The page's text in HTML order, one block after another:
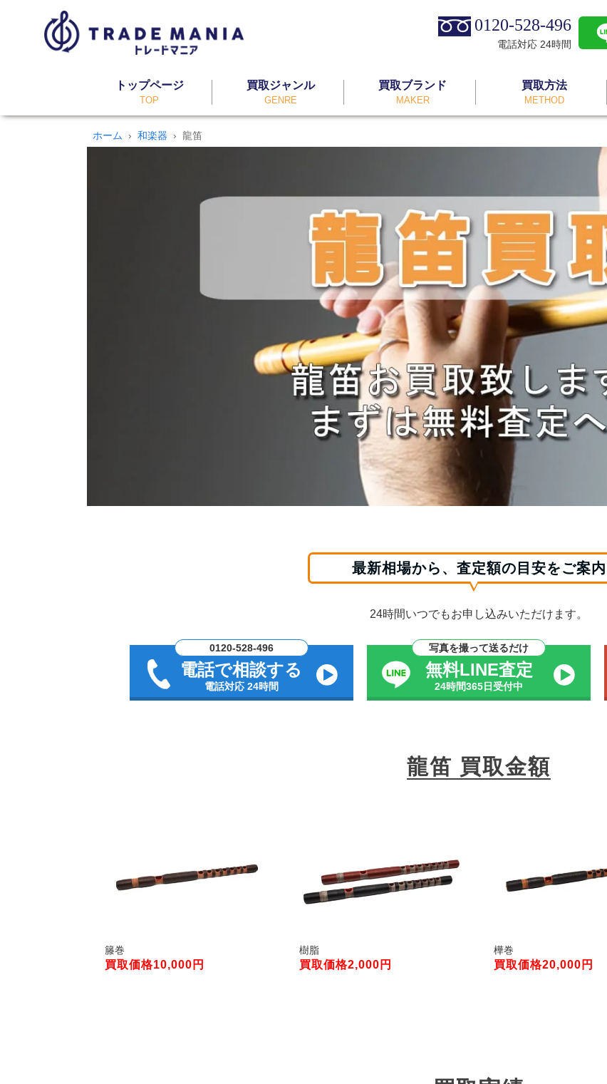
0120-528-496
電話対応 24時間
トップページ
TOP
買取ジャンル
GENRE
買取ブランド
MAKER
買取方法
METHOD
ホーム 和楽器 龍笛
最新相場から、査定額の目安をご案内
24時間いつでもお申し込みいただけます。
0120-528-496
電話で相談する
電話対応 24時間
写真を撮って送るだけ
無料LINE査定
24時間365日受付中
龍笛 買取金額
籐巻
買取価格10,000円
樹脂
買取価格2,000円
樺巻
買取価格20,000円